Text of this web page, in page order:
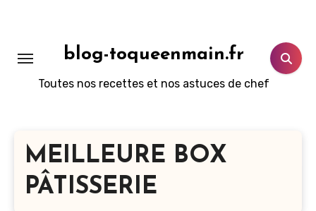
principal
blog-toqueenmain.fr
Toutes nos recettes et nos astuces de chef
MEILLEURE BOX
PÂTISSERIE